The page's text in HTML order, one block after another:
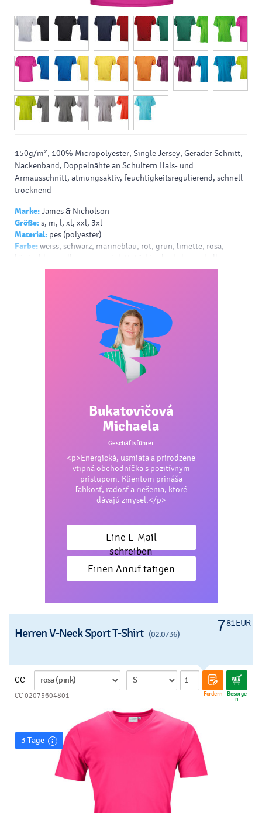
150g/m², 100% Micropolyester, Single Jersey, Gerader Schnitt,
Nackenband, Doppelnähte an Schultern Hals- und
Armausschnitt, atmungsaktiv, feuchtigkeitsregulierend, schnell
trocknend
Marke:James & Nicholson
Größe:s, m, l, xl, xxl, 3xl
Material: pes (polyester)
Farbe:weiss, schwarz, marineblau, rot, grün, limette, rosa,
blau, lagoon blau
helles t-shirt - b, siebdruck - dunkles t-shirt - b
Bukatovičová
Michaela
Geschäftsführer
<p>Energická, usmiata a prirodzene
vtipná obchodníčka s pozitívnym
prístupom. Klientom prináša
ľahkosť, radosť a riešenia, ktoré
dávajú zmysel.</p>
Eine E-Mail
schreiben
Einen Anruf tätigen
781 EUR
Herren V-Neck Sport T-Shirt (02.0736)
CC
Fordern Besorge
n
CC 02073604801
3 Tage